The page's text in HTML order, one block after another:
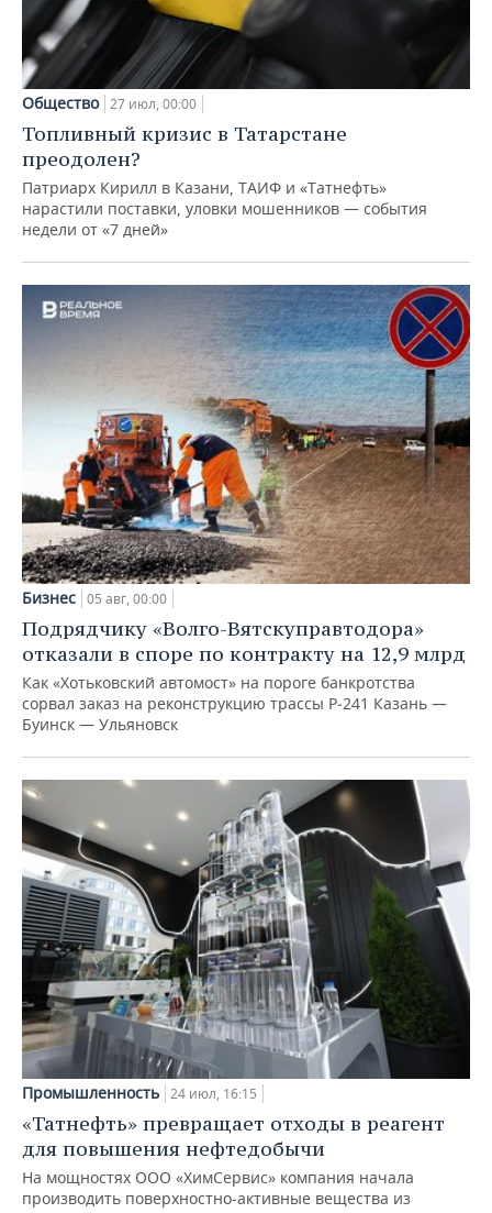
Общество 27 июл, 00:00
Топливный кризис в Татарстане
преодолен?
Патриарх Кирилл в Казани, ТАИФ и «Татнефть»
нарастили поставки, уловки мошенников — события
недели от «7 дней»
Бизнес 05 авг, 00:00
Подрядчику «Волго-Вятскуправтодора»
отказали в споре по контракту на 12,9 млрд
Как «Хотьковский автомост» на пороге банкротства
сорвал заказ на реконструкцию трассы Р‑241 Казань —
Буинск — Ульяновск
Промышленность 24 июл, 16:15
«Татнефть» превращает отходы в реагент
для повышения нефтедобычи
На мощностях ООО «ХимСервис» компания начала
производить поверхностно-активные вещества из